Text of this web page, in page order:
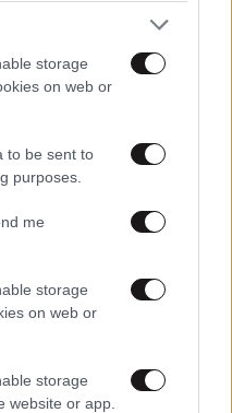
storage
on web or
to be sent to
purposes.
me
storage
on web or
storage
website or app.